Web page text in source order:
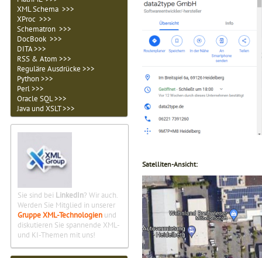
XML Schema >>>
XProc >>>
Schematron >>>
DocBook >>>
DITA >>>
RSS & Atom >>>
Reguläre Ausdrücke >>>
Python >>>
Perl >>>
Oracle SQL >>>
Java und XSLT >>>
Sie sind bei LinkedIn? Wir auch.
Werden Sie Mitglied in unserer
Gruppe XML-Technologien und
diskutieren Sie spannende XML-
und KI-Themen mit uns!
Satelliten-Ansicht: